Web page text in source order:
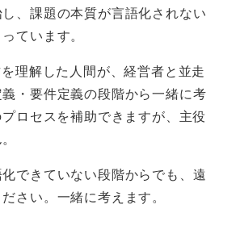
、課題の本質が言語化されない
ています。
理解した人間が、経営者と並走
・要件定義の段階から一緒に考
ロセスを補助できますが、主役
できていない段階からでも、遠
さい。一緒に考えます。